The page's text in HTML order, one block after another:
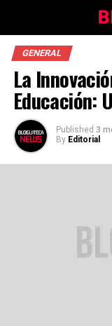
GENERAL
La
Educación:
Published 3
By Editorial